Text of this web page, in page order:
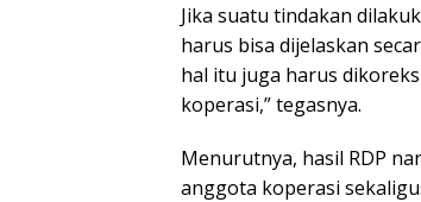
Jika suatu tindakan
harus bisa dijelaskan
hal itu juga harus
koperasi,” tegasnya.
Menurutnya, hasil RDP
anggota koperasi